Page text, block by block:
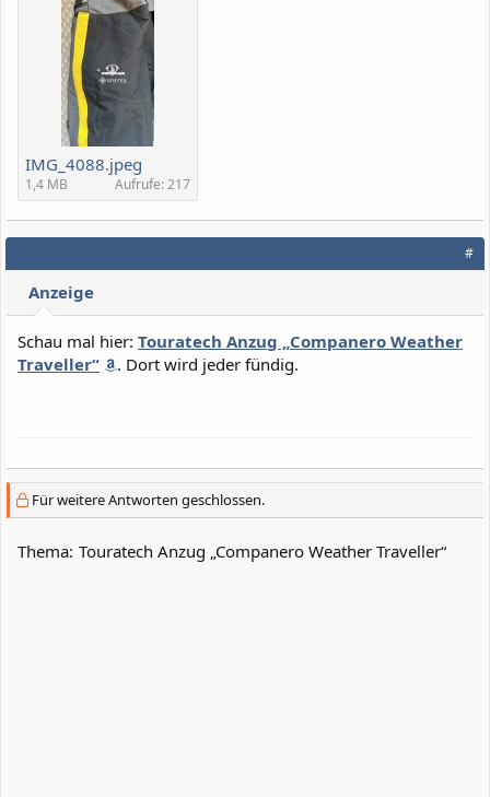
IMG_4088.jpeg
1,4 MB Aufrufe: 217
#
Anzeige
Schau mal hier: Touratech Anzug „Companero Weather
Traveller“
. Dort wird jeder fündig.
Für weitere Antworten geschlossen.
Thema: Touratech Anzug „Companero Weather Traveller“